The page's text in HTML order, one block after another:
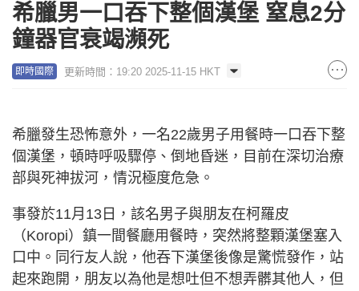
希臘男一口吞下整個漢堡 窒息2分
鐘器官衰竭瀕死
即時國際 更新時間：19:20 2025-11-15 HKT
希臘發生恐怖意外，一名22歲男子用餐時一口吞下整
個漢堡，頓時呼吸驟停、倒地昏迷，目前在深切治療
部與死神拔河，情況極度危急。
事發於11月13日，該名男子與朋友在柯羅皮
（Koropi）鎮一間餐廳用餐時，突然將整顆漢堡塞入
口中。同行友人說，他吞下漢堡後像是驚慌發作，站
起來跑開，朋友以為他是想吐但不想弄髒其他人，但